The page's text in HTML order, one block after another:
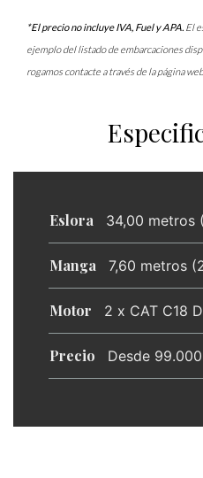
*El precio no incluye IVA, Fuel y APA. El
ejemplo del listado de embarcaciones
rogamos contacte a través de la página
Eslora 34,00 metros
Manga 7,60 metros
Motor 2 x CAT C18
Precio Desde